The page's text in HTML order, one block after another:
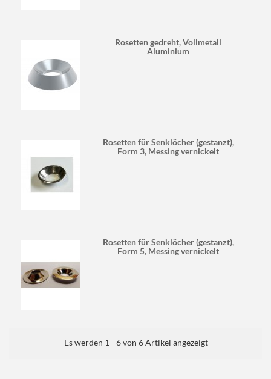
Rosetten gedreht, Vollmetall
Aluminium
Rosetten für Senklöcher (gestanzt),
Form 3, Messing vernickelt
Rosetten für Senklöcher (gestanzt),
Form 5, Messing vernickelt
Es werden 1 - 6 von 6 Artikel angezeigt